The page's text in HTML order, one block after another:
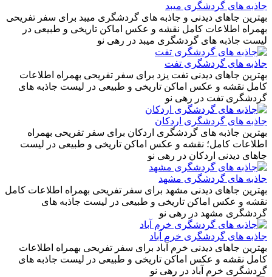
جاذبه های گردشگری میبد
بهترین جاهای دیدنی و جاذبه های گردشگری میبد برای سفر تفریحی
بهمراه اطلاعات کامل نقشه و عکس اماکن تاریخی و طبیعی در
لیست جاذبه های گردشگری میبد در رهی نو
جاذبه های گردشگری تفت
بهترین جاهای دیدنی تفت یزد برای سفر تفریحی بهمراه اطلاعات
کامل نقشه و عکس اماکن تاریخی و طبیعی در لیست جاذبه های
گردشگری تفت در رهی نو
جاذبه های گردشگری اردکان
بهترین جاذبه های گردشگری اردکان برای سفر تفریحی بهمراه
اطلاعات کامل؛ نقشه و عکس اماکن تاریخی و طبیعی در لیست
جاهای دیدنی اردکان در رهی نو
جاذبه های گردشگری مشهد
بهترین جاهای دیدنی مشهد برای سفر تفریحی بهمراه اطلاعات کامل
نقشه و عکس اماکن تاریخی و طبیعی در لیست جاذبه های
گردشگری مشهد در رهی نو
جاذبه های گردشگری خرم آباد
بهترین جاهای دیدنی خرم آباد برای سفر تفریحی بهمراه اطلاعات
کامل نقشه و عکس اماکن تاریخی و طبیعی در لیست جاذبه های
گردشگری خرم آباد در رهی نو